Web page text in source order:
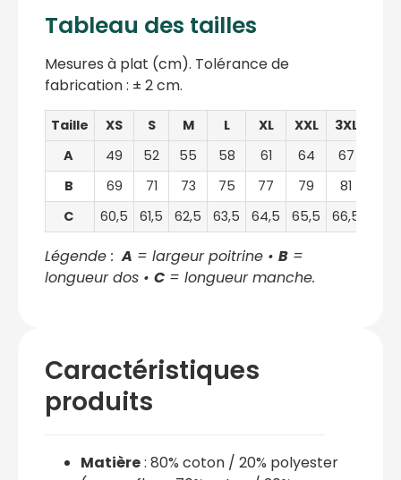
Tableau des tailles
Mesures à plat (cm). Tolérance de
fabrication : ± 2 cm.
Taille XS S M L XL XXL 3XL
A
49 52 55 58 61 64 67
B
69 71 73 75 77 79 81
C
60,5 61,5 62,5 63,5 64,5 65,5 66,5
Légende : A = largeur poitrine • B =
longueur dos • C = longueur manche.
Caractéristiques
produits
Matière: 80% coton / 20% polyester